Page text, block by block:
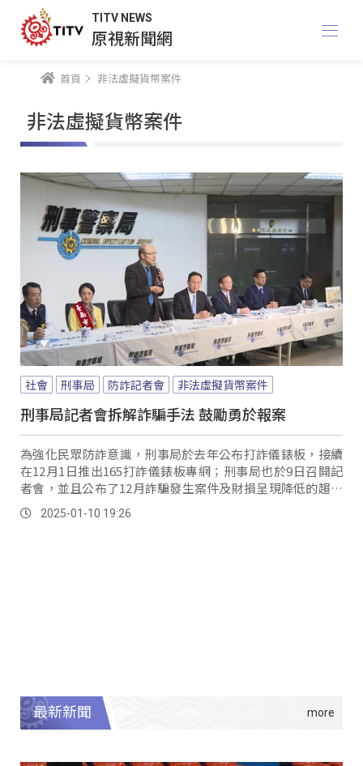
TITV NEWS
原視新聞網
首頁 非法虛擬貨幣案件
非法虛擬貨幣案件
社會 刑事局 防詐記者會 非法虛擬貨幣案件
刑事局記者會拆解詐騙手法 鼓勵勇於報案
為強化民眾防詐意識，刑事局於去年公布打詐儀錶板，接續
在12月1日推出165打詐儀錶板專網；刑事局也於9日召開記
者會，並且公布了12月詐騙發生案件及財損呈現降低的趨勢
並也說明最常遇到的詐騙案件手法。
2025-01-10 19:26
最新新聞